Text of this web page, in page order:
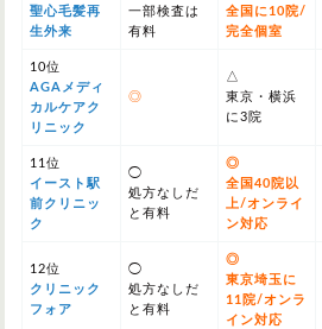
聖心毛髪再
生外来
一部検査は
有料
全国に10院/
完全個室
10位
AGAメディ
カルケアク
リニック
◎
△
東京・横浜
に3院
11位
イースト駅
前クリニッ
ク
◯
処方なしだ
と有料
◎
全国40院以
上/オンライ
ン対応
12位
クリニック
フォア
◯
処方なしだ
と有料
◎
東京埼玉に
11院/オンラ
イン対応